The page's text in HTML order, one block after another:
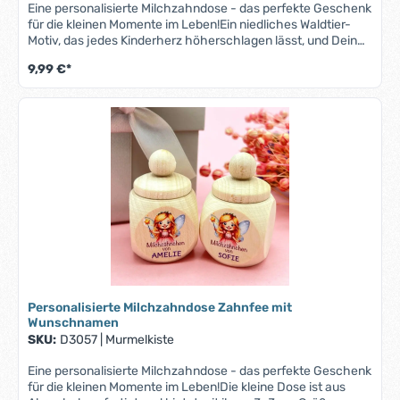
Eine personalisierte Milchzahndose - das perfekte Geschenk
für die kleinen Momente im Leben!Ein niedliches Waldtier-
Motiv, das jedes Kinderherz höherschlagen lässt, und Dein
Unikat.Die kleine Dose ist aus Ahornholz gefertigt und bietet
mit ihren 3x3 cm Größe ausreichend Platz für die wertvollen
Erinnerungstücke Deines Kindes. Der sichere
Schraubverschluss bewahrt die kleinen Schätze sicher
auf.Ob zur Taufe, zum Geburtstag oder einfach als kleine
Aufmerksamkeit – diese Milchzahndose ist eine zauberhafte
Geschenkidee, die Freude bereitet und Erinnerungen
bewahrt.Bitte beachte, dass bei längeren Namen der Druck
entsprechend kleiner ausfallen kann, um auf die Zahndose
9,99 €*
Personalisierte Milchzahndose Zahnfee mit
Wunschnamen
SKU: D3057 Murmelkiste
Eine personalisierte Milchzahndose - das perfekte Geschenk
für die kleinen Momente im Leben!Die kleine Dose ist aus